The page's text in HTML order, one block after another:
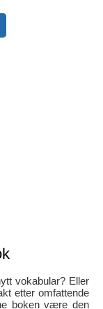
vokabular? Eller
etter omfattende
boken være den